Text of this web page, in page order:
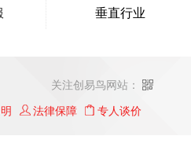
垂直行业
关注创易鸟网站：
法律保障 专人谈价